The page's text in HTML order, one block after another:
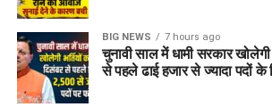
BIG NEWS 7 hours ago
चुनावी साल में धामी सरकार खोलेगी
से पहले ढाई हजार से ज्यादा पदों के